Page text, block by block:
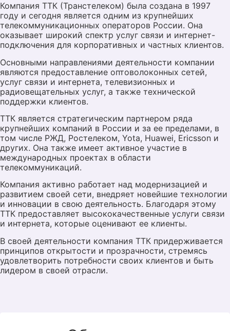
кабинет ТТК и как использовать его
возможности.
Для абонентов, которые привыкли управлять
своими счетами и подписками в режиме онлайн,
разработан личный кабинет от ТТК, услуга,
доступ к которой можно получить после
подключения одного из сервисов компании. На
настраиваемой странице отображаются:
Компания ТТК (Транстелеком) была создана в 1997
году и сегодня является одним из крупнейших
телекоммуникационных операторов России. Она
оказывает широкий спектр услуг связи и интернет-
подключения для корпоративных и частных клиентов.
Основными направлениями деятельности компании
являются предоставление оптоволоконных сетей,
услуг связи и интернета, телевизионных и
радиовещательных услуг, а также технической
поддержки клиентов.
ТТК является стратегическим партнером ряда
крупнейших компаний в России и за ее пределами, в
том числе РЖД, Ростелеком, Yota, Huawei, Ericsson и
других. Она также имеет активное участие в
международных проектах в области
телекоммуникаций.
Компания активно работает над модернизацией и
развитием своей сети, внедряет новейшие технологии
и инновации в свою деятельность. Благодаря этому
ТТК предоставляет высококачественные услуги связи
и интернета, которые оценивают ее клиенты.
В своей деятельности компания ТТК придерживается
принципов открытости и прозрачности, стремясь
удовлетворить потребности своих клиентов и быть
лидером в своей отрасли.